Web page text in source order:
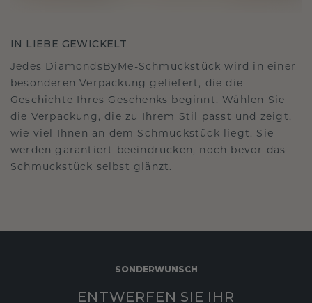
IN LIEBE GEWICKELT
Jedes DiamondsByMe-Schmuckstück wird in einer
besonderen Verpackung geliefert, die die
Geschichte Ihres Geschenks beginnt. Wählen Sie
die Verpackung, die zu Ihrem Stil passt und zeigt,
wie viel Ihnen an dem Schmuckstück liegt. Sie
werden garantiert beeindrucken, noch bevor das
Schmuckstück selbst glänzt.
SONDERWUNSCH
ENTWERFEN SIE IHR